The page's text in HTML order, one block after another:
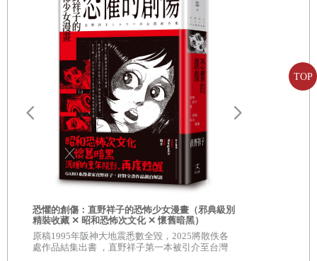
TOP
原來是康帕內拉。
喬凡尼正想開口問康帕內拉「你之前就在這裡嗎」時，康帕
內拉已經先開口了：「大家雖然拼命跑，可是還是遲了一
步。扎奈里也是，雖然跑得很快還是沒趕上。」
喬凡尼暗想：「對了，我們現在是相約一起出來玩。」
「那我們要不要在哪裡等他們？」喬凡尼問，結果康帕內拉
說，「扎奈里已經回去了。他爸爸來接他了。」
不知怎地，康帕內拉一邊這麼說，臉色卻有點發青，好像很
痛苦。於是喬凡尼也覺得好像在哪遺忘了甚麼，感覺怪怪
的，遂就此沉默。
這時康帕內拉望著窗外，已經振作起精神，興沖沖地說：
恐懼的創傷：直野祥子的恐怖少女漫畫（邪典級別
精裝收藏 ✕ 昭和恐怖次文化 ✕ 懷舊暗黑）
原稿1995年阪神大地震悉數全毀，2025將散佚各
處作品結集出書 ，直野祥子第一本被引介至台灣